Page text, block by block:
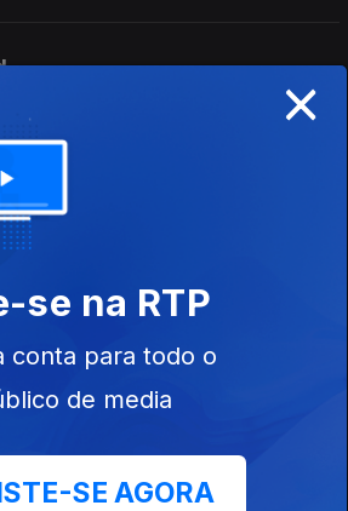
Coala
×
se na RTP
conta para todo o
de media
SE AGORA